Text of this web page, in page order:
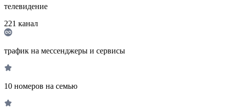
телевидение
221 канал
трафик на мессенджеры и сервисы
10 номеров на семью